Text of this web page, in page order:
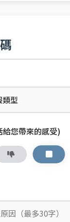
給您帶來的感受)